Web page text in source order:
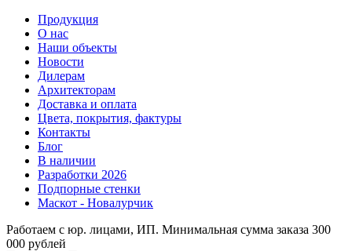
Продукция
О нас
Наши объекты
Новости
Дилерам
Архитекторам
Доставка и оплата
Цвета, покрытия, фактуры
Контакты
Блог
В наличии
Разработки 2026
Подпорные стенки
Маскот - Новалурчик
Работаем с юр. лицами, ИП. Минимальная сумма заказа 300
000 рублей